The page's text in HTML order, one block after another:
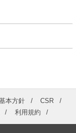
本方針
CSR
利用規約